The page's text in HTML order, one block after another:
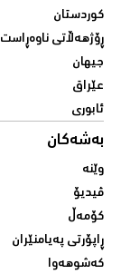
کوردستان
ڕۆژهەڵاتی ناوەڕاست
جیهان
عێراق
ئابوری
بەشەکان
وێنە
ڤیدیۆ
کۆمەڵ
ڕاپۆرتی پەیامنێران
کەشوهەوا